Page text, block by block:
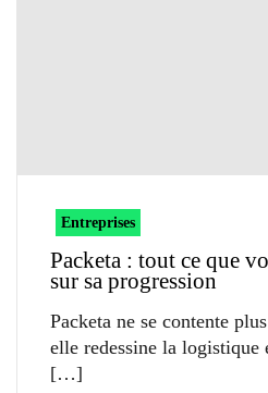
Entreprises
Packeta : tout ce que
sur sa progression
Packeta ne se contente
elle redessine la logistique